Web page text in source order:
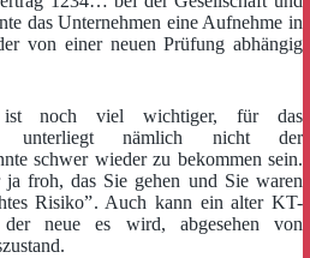
das Unternehmen eine Aufnehme in
von einer neuen Prüfung abhängig
noch viel wichtiger, für das
unterliegt nämlich nicht der
schwer wieder zu bekommen sein.
froh, das Sie gehen und Sie waren
Risiko”. Auch kann ein alter KT-
neue es wird, abgesehen von